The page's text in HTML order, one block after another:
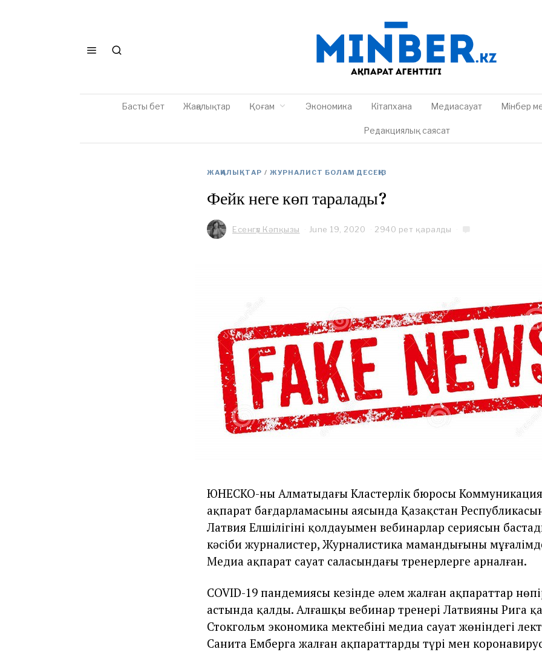
Басты бет Жаңалықтар Қоғам Экономика Кітапхана Медиасауат Мінбер
Редакциялық саясат
ЖАҢАЛЫҚТАР / ЖУРНАЛИСТ БОЛАМ ДЕСЕҢІЗ
Фейк неге көп таралады?
Есенгүл Кәпқызы June 19, 2020
0
2
0
2940 рет қаралды
ЮНЕСКО-ның Алматыдағы Кластерлік бюросы
ақпарат бағдарламасының аясында Қазақстан
Латвия Елшілігінің қолдауымен вебинарлар сериясын
кәсіби журналистер, Журналистика мамандығының
Медиа ақпарат сауат саласындағы тренерлерге арналған.
COVID-19 пандемиясы кезінде әлем жалған ақпараттар
астында қалды. Алғашқы вебинар тренері Латвияның Рига
Стокгольм экономика мектебінің медиа сауат жөніндегі
Санита Емберга жалған ақпараттардың түрі мен